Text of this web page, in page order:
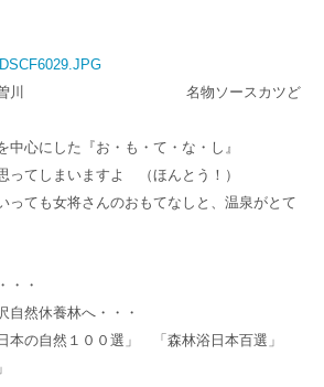
曽川 名物ソースカツど
中心にした『お・も・て・な・し』
ってしまいますよ （ほんとう！）
っても女将さんのおもてなしと、温泉がとて
・・
自然休養林へ・・・
日本の自然１００選」 「森林浴日本百選」